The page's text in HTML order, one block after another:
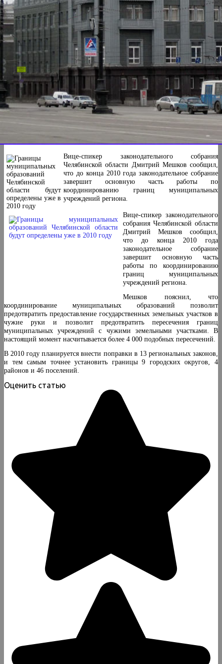
Вице-спикер законодательного собрания
Челябинской области Дмитрий Мешков сообщил,
что до конца 2010 года законодательное собрание
завершит основную часть работы по
координированию границ муниципальных
учреждений региона.
Вице-спикер законодательного
собрания Челябинской области
Дмитрий Мешков сообщил,
что до конца 2010 года
законодательное собрание
завершит основную часть
работы по координированию
границ муниципальных
учреждений региона.
Мешков пояснил, что
координирование муниципальных образований позволит
предотвратить предоставление государственных земельных участков в
чужие руки и позволит предотвратить пересечения границ
муниципальных учреждений с чужими земельными участками. В
настоящий момент насчитывается более 4 000 подобных пересечений.
В 2010 году планируется внести поправки в 13 региональных законов,
и тем самым точнее установить границы 9 городских округов, 4
районов и 46 поселений.
Оценить статью